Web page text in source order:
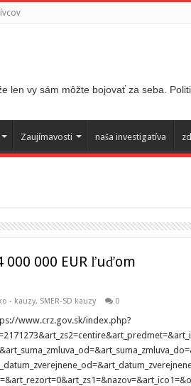
len vy sám môžte bojovať za seba.
Zaujímavosti naša investigatíva
000 EUR ľuďom
- kauzy, SMER-SD kauzy 0
www.crz.gov.sk/index.php?